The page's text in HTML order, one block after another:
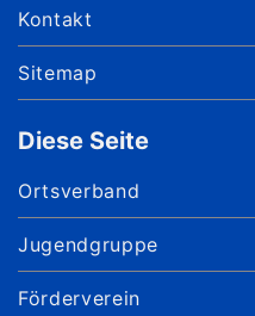
Kontakt
Sitemap
Diese Seite
Ortsverband
Jugendgruppe
Förderverein